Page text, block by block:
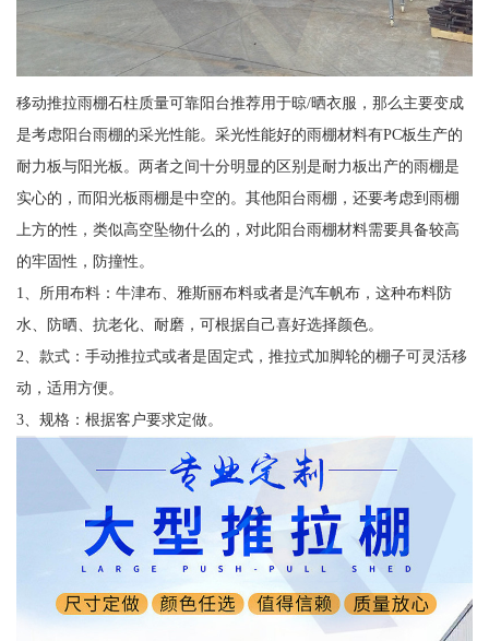
移动推拉雨棚石柱质量可靠阳台推荐用于晾/晒衣服，那么主要变成
是考虑阳台雨棚的采光性能。采光性能好的雨棚材料有PC板生产的
耐力板与阳光板。两者之间十分明显的区别是耐力板出产的雨棚是
实心的，而阳光板雨棚是中空的。其他阳台雨棚，还要考虑到雨棚
上方的性，类似高空坠物什么的，对此阳台雨棚材料需要具备较高
的牢固性，防撞性。
1、所用布料：牛津布、雅斯丽布料或者是汽车帆布，这种布料防
水、防晒、抗老化、耐磨，可根据自己喜好选择颜色。
2、款式：手动推拉式或者是固定式，推拉式加脚轮的棚子可灵活移
动，适用方便。
3、规格：根据客户要求定做。